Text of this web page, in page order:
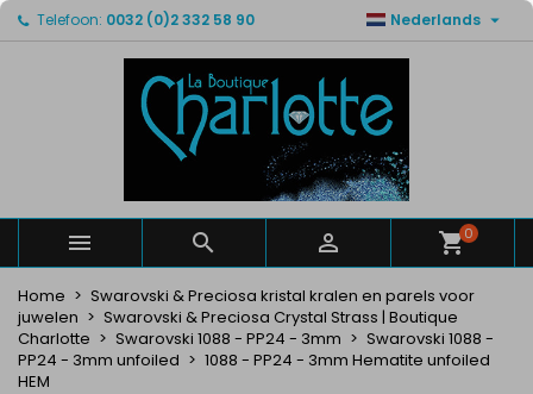
Telefoon: 0032 (0)2 332 58 90 Nederlands 
   0
Home
Swarovski & Preciosa kristal kralen en parels voor
juwelen
Swarovski & Preciosa Crystal Strass | Boutique
Charlotte
Swarovski 1088 - PP24 - 3mm
Swarovski 1088 -
PP24 - 3mm unfoiled
1088 - PP24 - 3mm Hematite unfoiled
HEM
Mijn verlanglijsten ×
Maak een lijst
Maak een verlanglijst ×
Verlanglijst naam
Annuleren Maak een verlanglijst
Inloggen ×
U moet ingelogd zijn om producten in uw verlanglijst
Annuleren Inloggen